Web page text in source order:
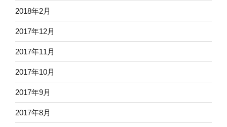
2018年2月
2017年12月
2017年11月
2017年10月
2017年9月
2017年8月